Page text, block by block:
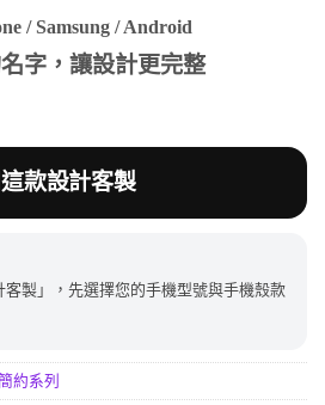
/ Samsung / Android
字，讓設計更完整
款設計客製
客製」，先選擇您的手機型號與手機殼款
約系列